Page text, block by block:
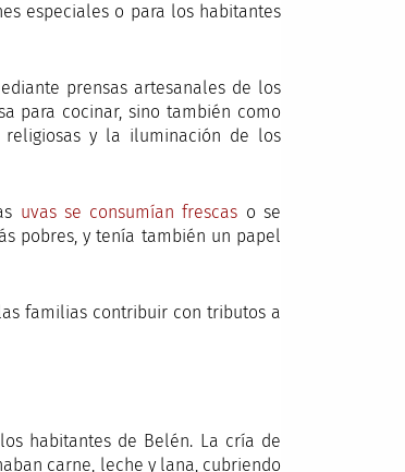
especiales o para los habitantes
prensas artesanales de los
para cocinar, sino también como
religiosas y la iluminación de los
uvas se consumían frescas o se
pobres, y tenía también un papel
familias contribuir con tributos a
habitantes de Belén. La cría de
carne, leche y lana, cubriendo